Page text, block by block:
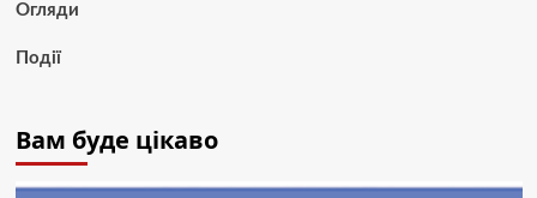
Огляди
Події
Вам буде цікаво